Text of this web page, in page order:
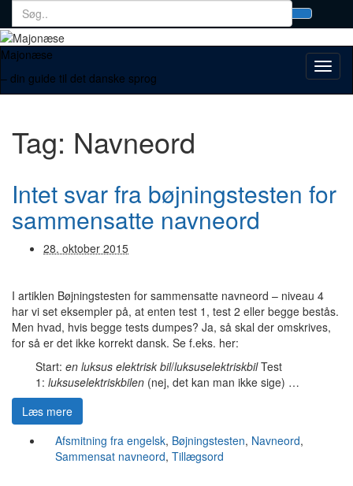
form
Search
for:
Majonæse
– din guide til det danske sprog
Tag: Navneord
Intet svar fra bøjningstesten for
sammensatte navneord
28. oktober 2015
I artiklen Bøjningstesten for sammensatte navneord – niveau 4
har vi set eksempler på, at enten test 1, test 2 eller begge bestås.
Men hvad, hvis begge tests dumpes? Ja, så skal der omskrives,
for så er det ikke korrekt dansk. Se f.eks. her:
Start: en luksus elektrisk bil/luksuselektriskbilTest
1: luksuselektriskbilen (nej, det kan man ikke sige) …
Læs mere
Afsmitning fra engelsk, Bøjningstesten, Navneord,
Sammensat navneord, Tillægsord